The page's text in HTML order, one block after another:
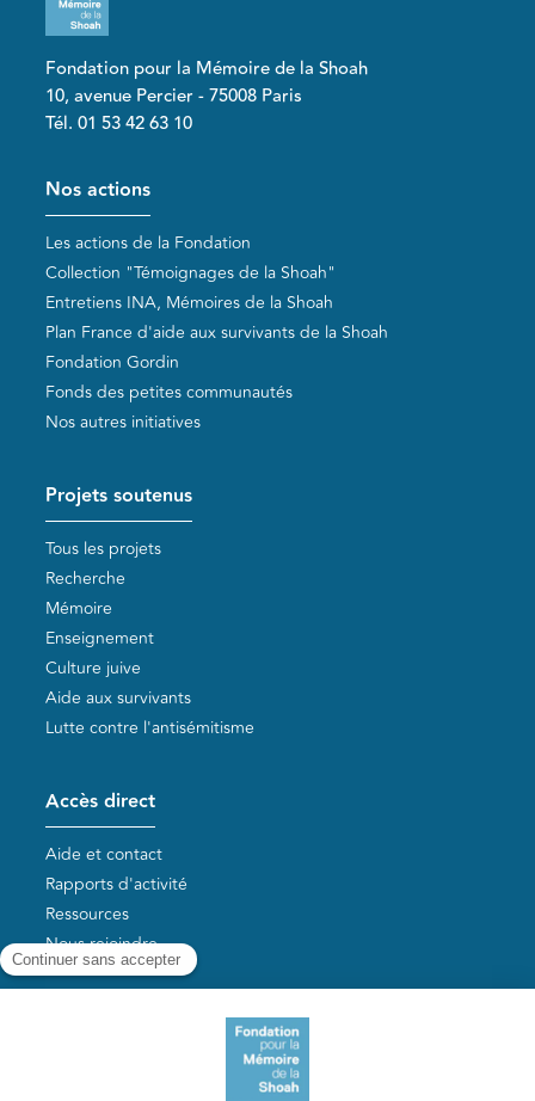
Fondation pour la Mémoire de la Shoah
10, avenue Percier - 75008 Paris
Tél. 01 53 42 63 10
Pied de page
Nos actions
Les actions de la Fondation
Collection "Témoignages de la Shoah"
Entretiens INA, Mémoires de la Shoah
Plan France d'aide aux survivants de la Shoah
Fondation Gordin
Fonds des petites communautés
Nos autres initiatives
Projets soutenus
Tous les projets
Recherche
Mémoire
Enseignement
Culture juive
Aide aux survivants
Lutte contre l'antisémitisme
Accès direct
Aide et contact
Rapports d'activité
Ressources
Nous rejoindre
Aide aux survivants de la Shoah